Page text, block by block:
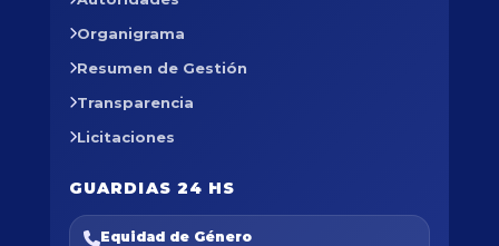
Organigrama
Resumen de Gestión
Transparencia
Licitaciones
GUARDIAS 24 HS
Equidad de Género